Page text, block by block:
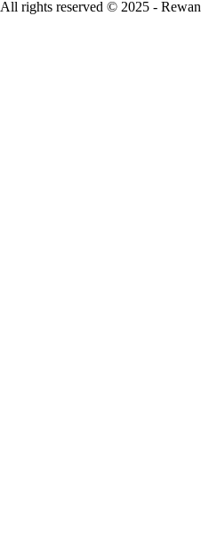
All rights reserved © 2025 - Rewan